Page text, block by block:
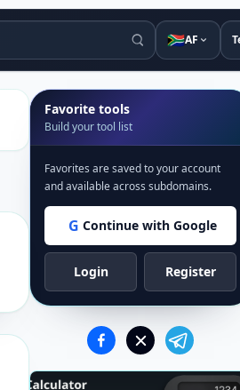
🇿🇦AF
Favorite tools
Build your tool list
Favorites are saved to your account
and available across subdomains.
G Continue with Google
Login Register